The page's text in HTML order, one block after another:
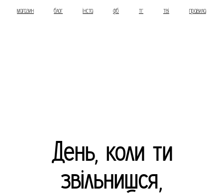
магазин блог інста фб тг тві правила
День, коли ти
звільнишся,